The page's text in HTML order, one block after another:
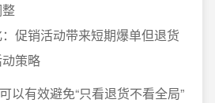
促销活动带来短期爆单但退货
策略
以有效避免“只看退货不看全局”